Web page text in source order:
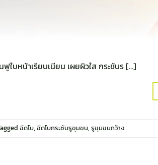
ใบหน้าเรียบเนียน เผยผิวใส กระชับร […]
ฉีดโบ,ฉีดโบกระชับรูขุมขน,รูขุมขนกว้าง